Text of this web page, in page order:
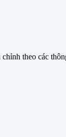
theo các